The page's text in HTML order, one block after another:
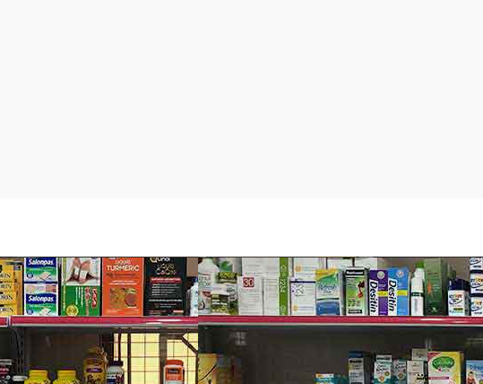
đẹp da vào ban đêm Orihiro Night Diet
hoa cúc, cỏ ngọt, citrulline, ornithine, glycine, arginine, lysine…
nhiệt giải độc cơ thể. Nó có tác dụng giảm mỡ bụng nhanh chóng.
thuộc biên giới Brazil và Paraguay. Cỏ này giúp bạn giảm cân hiệu
thiểu chất béo, lọc và thải các cặn bã ra ngoài cơ thể bạn.
bạn dễ ngủ và ngủ ngon giấc hơn. Hoa cúc còn có tác dụng sáng mắt,